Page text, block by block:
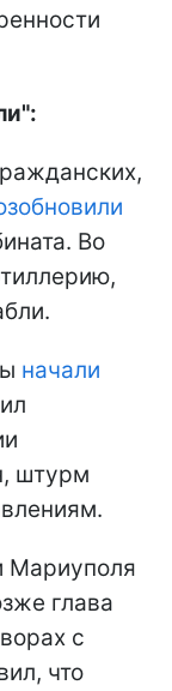
Во
начали
штурм
Мариуполя
глава
с
что